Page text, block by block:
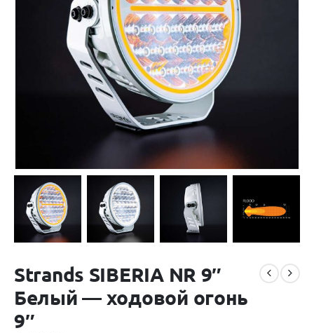
Strands SIBERIA NR 9″
Белый — ходовой огонь
9″